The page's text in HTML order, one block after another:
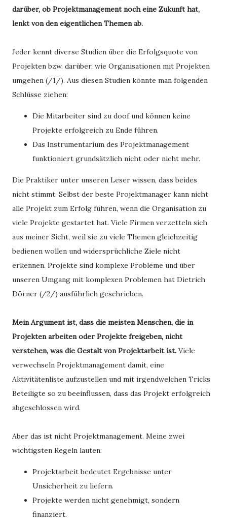
darüber, ob Projektmanagement noch eine Zukunft hat,
lenkt von den eigentlichen Themen ab.
Jeder kennt diverse Studien über die Erfolgsquote von
Projekten bzw. darüber, wie Organisationen mit Projekten
umgehen (/1/). Aus diesen Studien könnte man folgenden
Schlüsse ziehen:
Die Mitarbeiter sind zu doof und können keine
Projekte erfolgreich zu Ende führen.
Das Instrumentarium des Projektmanagement
funktioniert grundsätzlich nicht oder nicht mehr.
Die Praktiker unter unseren Leser wissen, dass beides
nicht stimmt. Selbst der beste Projektmanager kann nicht
alle Projekt zum Erfolg führen, wenn die Organisation zu
viele Projekte gestartet hat. Viele Firmen verzetteln sich
aus meiner Sicht, weil sie zu viele Themen gleichzeitig
bedienen wollen und widersprüchliche Ziele nicht
erkennen. Projekte sind komplexe Probleme und über
unseren Umgang mit komplexen Problemen hat Dietrich
Dörner (/2/) ausführlich geschrieben.
Mein Argument ist, dass die meisten Menschen, die in
Projekten arbeiten oder Projekte freigeben, nicht
verstehen, was die Gestalt von Projektarbeit ist. Viele
verwechseln Projektmanagement damit, eine
Aktivitätenliste aufzustellen und mit irgendwelchen Tricks
Beteiligte so zu beeinflussen, dass das Projekt erfolgreich
abgeschlossen wird.
Aber das ist nicht Projektmanagement. Meine zwei
wichtigsten Regeln lauten:
Projektarbeit bedeutet Ergebnisse unter
Unsicherheit zu liefern.
Projekte werden nicht genehmigt, sondern
finanziert.